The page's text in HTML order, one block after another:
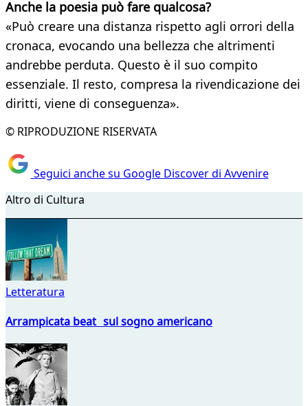
Anche la poesia può fare qualcosa?
«Può creare una distanza rispetto agli orrori della
cronaca, evocando una bellezza che altrimenti
andrebbe perduta. Questo è il suo compito
essenziale. Il resto, compresa la rivendicazione dei
diritti, viene di conseguenza».
© RIPRODUZIONE RISERVATA
Seguici anche su Google Discover di Avvenire
Altro di Cultura
Letteratura
Arrampicata beat sul sogno americano